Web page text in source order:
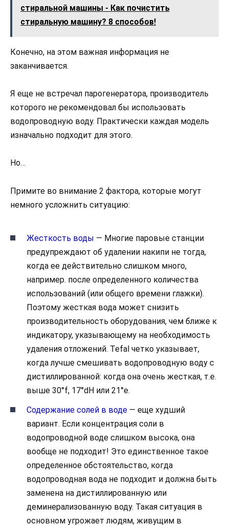
стиральной машины - Как почистить
стиральную машину? 8 способов!
Конечно, на этом важная информация не
заканчивается.
Я еще не встречал парогенератора, производитель
которого не рекомендовал бы использовать
водопроводную воду. Практически каждая модель
изначально подходит для этого.
Но…
Примите во внимание 2 фактора, которые могут
немного усложнить ситуацию:
Жесткость воды — Многие паровые станции
предупреждают об удалении накипи не тогда,
когда ее действительно слишком много,
например. после определенного количества
использований (или общего времени глажки).
Поэтому жесткая вода может снизить
производительность оборудования, чем ближе к
индикатору, указывающему на необходимость
удаления отложений. Tefal четко указывает,
когда лучше смешивать водопроводную воду с
дистиллированной: когда она очень жесткая, т.е.
выше 30°f, 17°dH или 21°e.
Содержание солей в воде — еще худший
вариант. Если концентрация соли в
водопроводной воде слишком высока, она
вообще не подходит! Это единственное такое
определенное обстоятельство, когда
водопроводная вода не подходит и должна быть
заменена на дистиллированную или
деминерализованную воду. Такая ситуация в
основном угрожает людям, живущим в